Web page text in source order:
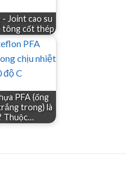
- Joint cao su
tông cốt thép
PFA (ống
trong) là
Thuộc…